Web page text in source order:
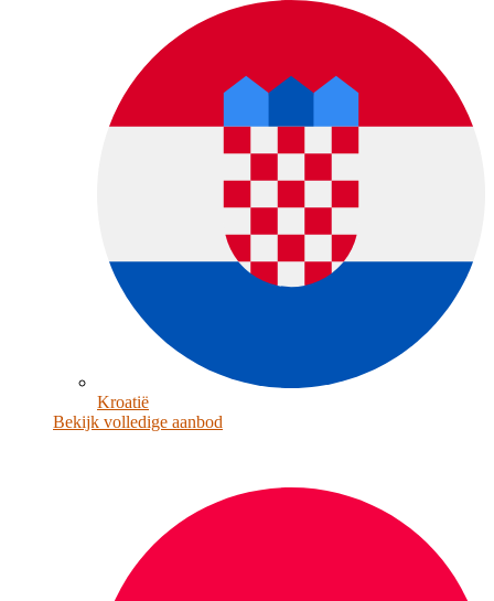
Kroatië
Bekijk volledige aanbod